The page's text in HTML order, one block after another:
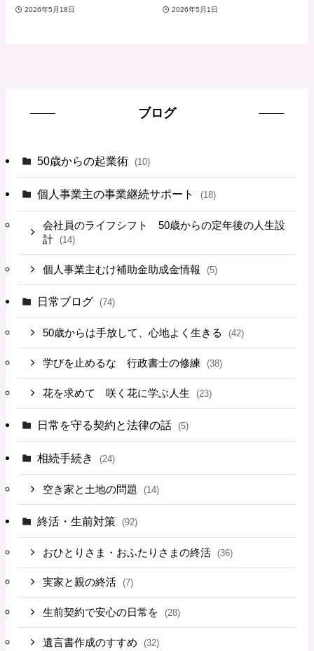
2026年5月18日 2026年5月1日
ブログ
50歳からの起業術 (10)
個人事業主の事業継続サポート (18)
会社員のライフシフト 50歳からの定年後の人生設
計
(14)
個人事業主むけ補助金助成金情報 (5)
日常ブログ (74)
50歳からは手放して、心地よく生きる (42)
学びを止めるな 行政書士の修練 (38)
花を求めて 咲く花に学ぶ人生 (23)
日常を守る契約と法律の話 (5)
相続手続き (24)
空き家と土地の問題 (14)
終活・生前対策 (92)
おひとりさま・おふたりさまの終活 (36)
実家と親の終活 (7)
生前契約で安心の日常を (28)
遺言書作成のすすめ (32)